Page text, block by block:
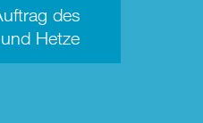
des
Hetze